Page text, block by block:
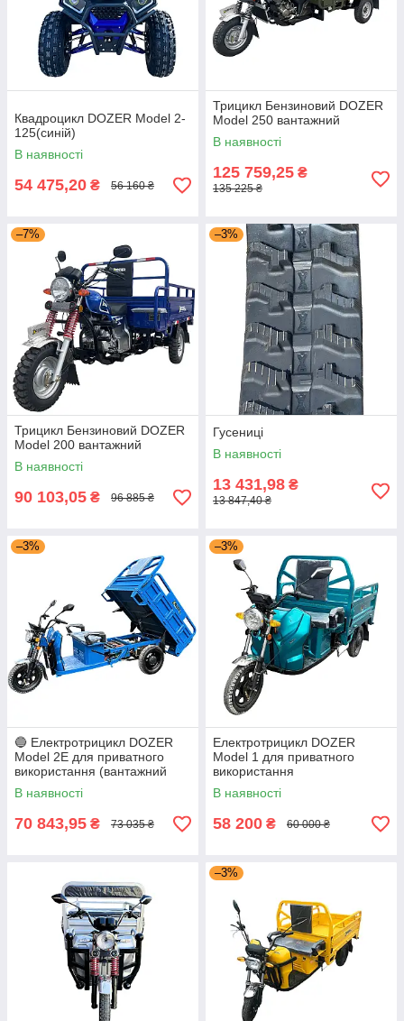
Квадроцикл DOZER Model 2-
125(синій)
В наявності
54 475,20 ₴ 56 160 ₴
Трицикл Бензиновий DOZER
Model 250 вантажний
В наявності
125 759,25 ₴
135 225 ₴
–7%
Трицикл Бензиновий DOZER
Model 200 вантажний
В наявності
90 103,05 ₴ 96 885 ₴
–3%
Гусениці
В наявності
13 431,98 ₴
13 847,40 ₴
–3%
🔵 Електротрицикл DOZER
Model 2E для приватного
використання (вантажний
1200W)
В наявності
70 843,95 ₴ 73 035 ₴
–3%
Електротрицикл DOZER
Model 1 для приватного
використання
В наявності
58 200 ₴ 60 000 ₴
–3%